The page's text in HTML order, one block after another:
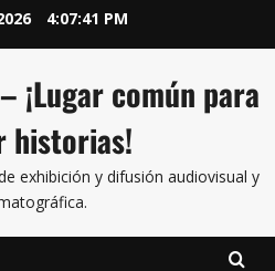
4:07:42 PM
¡Lugar común para
historias!
exhibición y difusión audiovisual y